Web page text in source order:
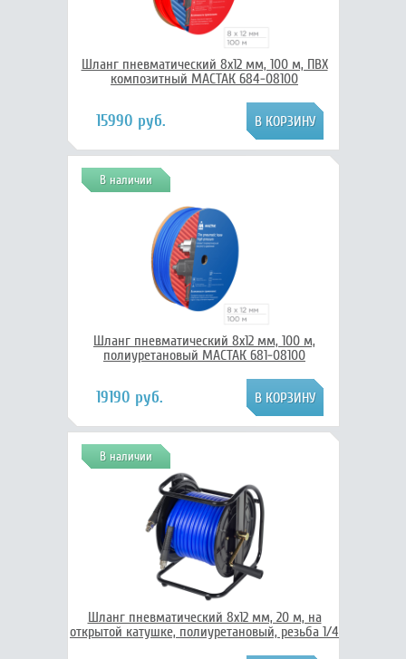
Шланг пневматический 8х12 мм, 100 м, ПВХ
композитный МАСТАК 684-08100
15990 руб.
В наличии
Шланг пневматический 8х12 мм, 100 м,
полиуретановый МАСТАК 681-08100
19190 руб.
В наличии
Шланг пневматический 8х12 мм, 20 м, на
открытой катушке, полиуретановый, резьба 1/4